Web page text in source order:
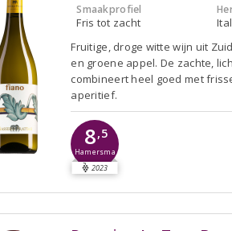
Smaakprofiel
Fris tot zacht
Fruitige, droge witte wijn uit
en groene appel. De zachte,
combineert heel goed met
aperitief.
8,5
Hamersma
2023